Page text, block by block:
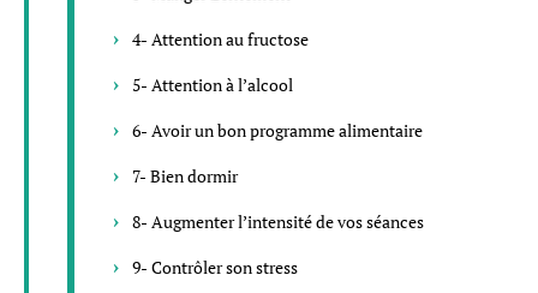
4- Attention au fructose
5- Attention à l’alcool
6- Avoir un bon programme alimentaire
7- Bien dormir
8- Augmenter l’intensité de vos séances
9- Contrôler son stress